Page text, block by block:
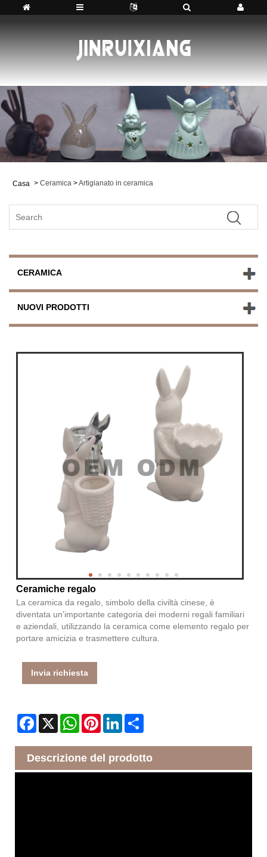
Casa > Ceramica >Artigianato in ceramica
CERAMICA
NUOVI PRODOTTI
Ceramiche regalo
La ceramica da regalo, simbolo della civiltà cinese, è
diventata un'importante categoria dei moderni regali familiari
e aziendali, utilizzando la ceramica come elemento regalo per
portare amicizia e trasmettere cultura.
Invia richiesta
Facebook
X WhatsAppPinterestLinkedIn
Descrizione del prodotto